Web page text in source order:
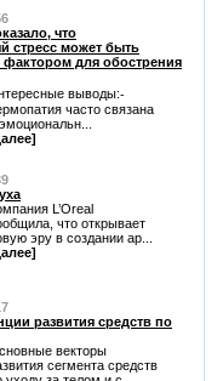
что
стресс может быть
для обострения
выводы:⁃
часто связана
L’Oreal
что открывает
эру в создании ар...
развития средств по
векторы
сегмента средств